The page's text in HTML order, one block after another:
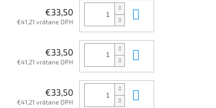
€33,50
€41,21 vrátane DPH
€33,50
€41,21 vrátane DPH
€33,50
€41,21 vrátane DPH